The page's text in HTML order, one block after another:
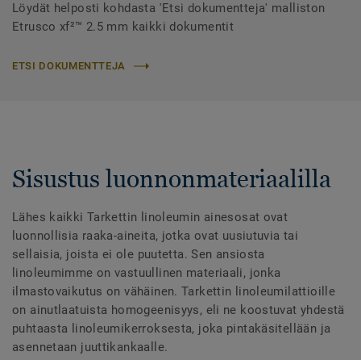
Löydät helposti kohdasta 'Etsi dokumentteja' malliston
Etrusco xf²™ 2.5 mm kaikki dokumentit
ETSI DOKUMENTTEJA
Sisustus luonnonmateriaalilla
Lähes kaikki Tarkettin linoleumin ainesosat ovat
luonnollisia raaka-aineita, jotka ovat uusiutuvia tai
sellaisia, joista ei ole puutetta. Sen ansiosta
linoleumimme on vastuullinen materiaali, jonka
ilmastovaikutus on vähäinen. Tarkettin linoleumilattioille
on ainutlaatuista homogeenisyys, eli ne koostuvat yhdestä
puhtaasta linoleumikerroksesta, joka pintakäsitellään ja
asennetaan juuttikankaalle.